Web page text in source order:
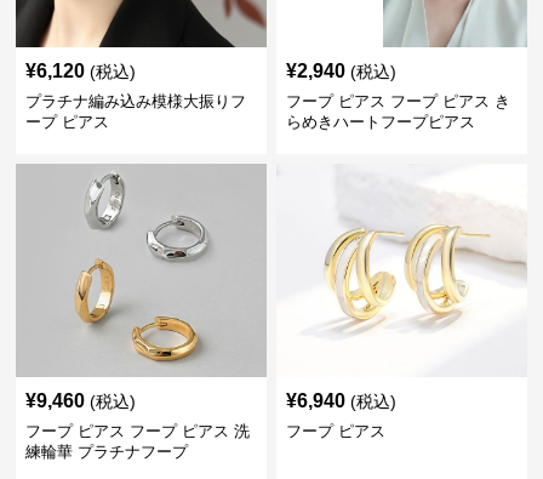
¥6,120 (税込)
プラチナ編み込み模様大振りフ
ープ ピアス
¥2,940 (税込)
フープ ピアス フープ ピアス き
らめきハートフープピアス
¥9,460 (税込)
フープ ピアス フープ ピアス 洗
練輪華 プラチナフープ
¥6,940 (税込)
フープ ピアス